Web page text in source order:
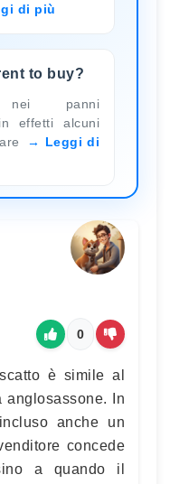
di più
to buy?
nei panni
effetti alcuni
Leggi di
0
è simile al
anglosassone. In
anche un
concede
a quando il